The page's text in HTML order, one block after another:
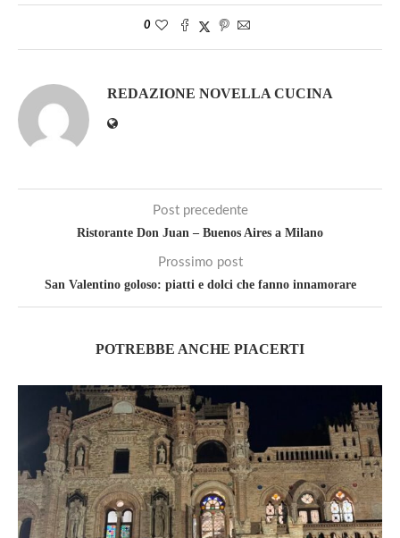
0
REDAZIONE NOVELLA CUCINA
Post precedente
Ristorante Don Juan – Buenos Aires a Milano
Prossimo post
San Valentino goloso: piatti e dolci che fanno innamorare
POTREBBE ANCHE PIACERTI